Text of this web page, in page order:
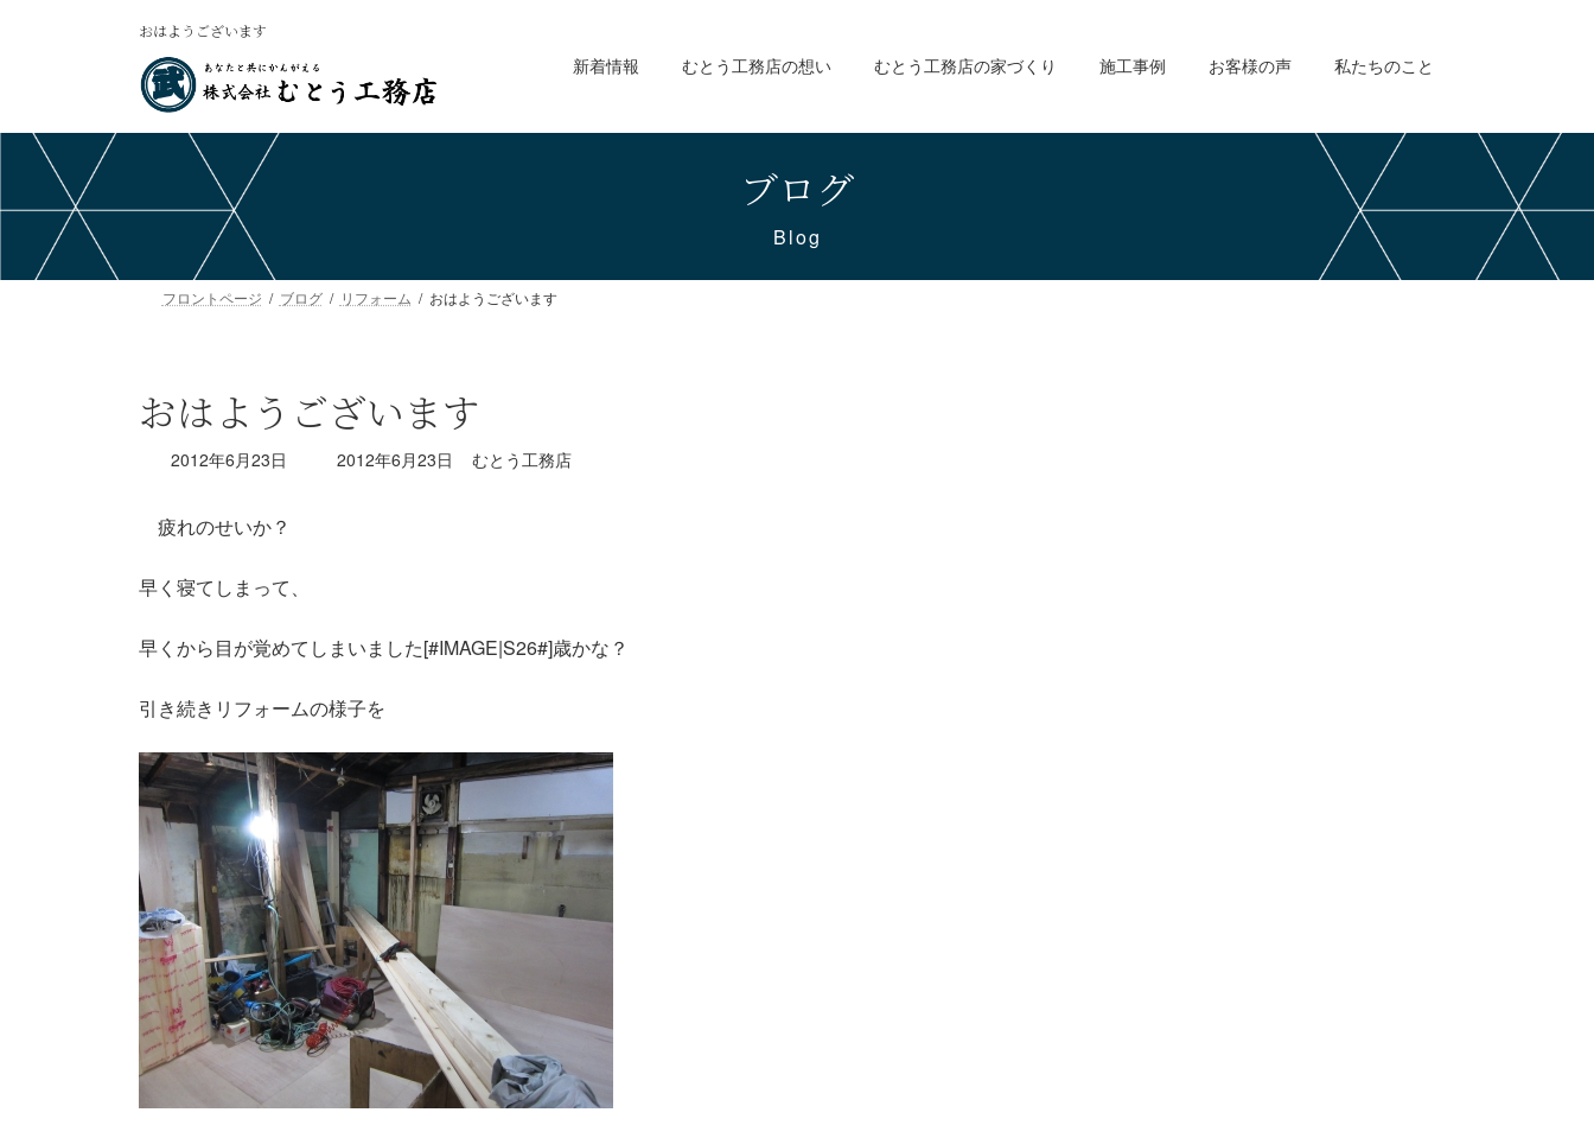
ツ
キ
シ
に
おはようございます
新着情報 むとう工務店の想い むとう工務店の家づくり 施工事例 お客様の声 私たちのこと
ブログ
Blog
フロントページ ブログ リフォーム おはようございます
おはようございます
2012年6月23日
最
2012年6月23日 むとう工務店
疲れのせいか？
早く寝てしまって、
早くから目が覚めてしまいました[#IMAGE|S26#]歳かな？
引き続きリフォームの様子を